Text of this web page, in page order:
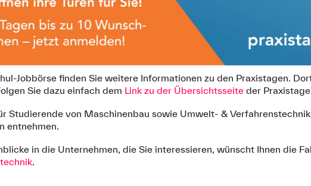
Jobbörse finden Sie weitere Informationen zu den Praxistagen.
Sie dazu einfach dem Link zu der Übersichtsseite der
Studierende von Maschinenbau sowie Umwelt- & Verfahrenstechnik
entnehmen.
in die Unternehmen, die Sie interessieren, wünscht Ihnen die
.